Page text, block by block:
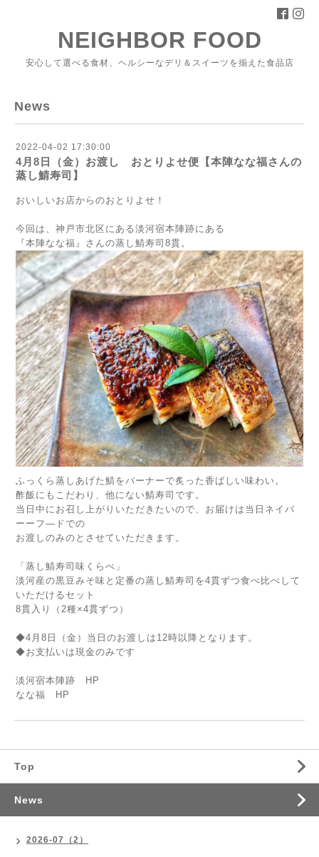
NEIGHBOR FOOD
安心して選べる食材、ヘルシーなデリ＆スイーツを揃えた食品店
News
2022-04-02 17:30:00
4月8日（金）お渡し おとりよせ便【本陣なな福さんの
蒸し鯖寿司】
おいしいお店からのおとりよせ！
今回は、神戸市北区にある淡河宿本陣跡にある
『本陣なな福』さんの蒸し鯖寿司8貫。
ふっくら蒸しあげた鯖をバーナーで炙った香ばしい味わい。
酢飯にもこだわり、他にない鯖寿司です。
当日中にお召し上がりいただきたいので、お届けは当日ネイバ
ーーフ―ドでの
お渡しのみのとさせていただきます。
「蒸し鯖寿司味くらべ」
淡河産の黒豆みそ味と定番の蒸し鯖寿司を4貫ずつ食べ比べして
いただけるセット
8貫入り（2種×4貫ずつ）
◆4月8日（金）当日のお渡しは12時以降となります。
◆お支払いは現金のみです
淡河宿本陣跡
HP
なな福
HP
Top
News
2026-07（2）